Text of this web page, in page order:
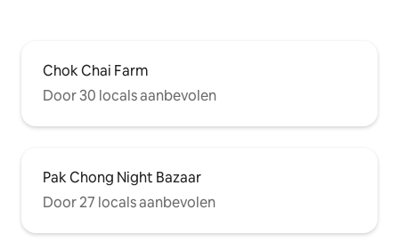
Chok Chai Farm
Door 30 locals aanbevolen
Pak Chong Night Bazaar
Door 27 locals aanbevolen